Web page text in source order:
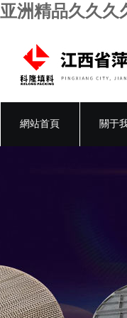
亚洲精品久久久
網站首頁 關于